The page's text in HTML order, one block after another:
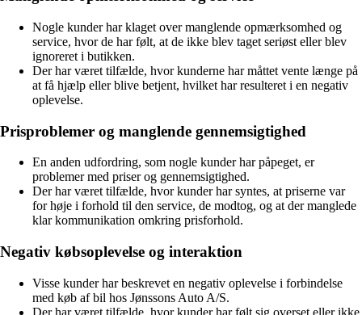
Nogle kunder har klaget over manglende opmærksomhed og
service, hvor de har følt, at de ikke blev taget seriøst eller blev
ignoreret i butikken.
Der har været tilfælde, hvor kunderne har måttet vente længe på
at få hjælp eller blive betjent, hvilket har resulteret i en negativ
oplevelse.
Prisproblemer og manglende gennemsigtighed
En anden udfordring, som nogle kunder har påpeget, er
problemer med priser og gennemsigtighed.
Der har været tilfælde, hvor kunder har syntes, at priserne var
for høje i forhold til den service, de modtog, og at der manglede
klar kommunikation omkring prisforhold.
Negativ købsoplevelse og interaktion
Visse kunder har beskrevet en negativ oplevelse i forbindelse
med køb af bil hos Jønssons Auto A/S.
Der har været tilfælde, hvor kunder har følt sig overset eller ikke